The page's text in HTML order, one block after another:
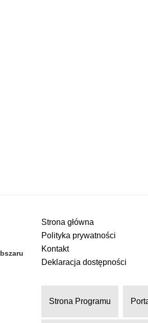
Strona główna
Polityka prywatności
Kontakt
Deklaracja dostępności
Strona Programu